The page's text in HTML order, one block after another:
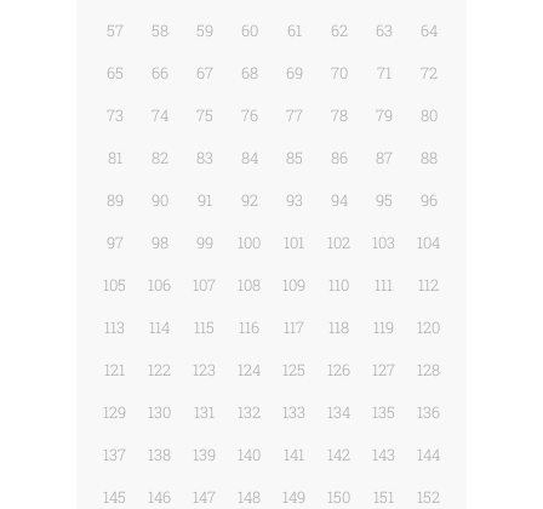
57
58 59 60 61 62 63
64
65
66 67 68 69 70 71
72
73
74 75 76 77 78 79
80
81
82 83 84 85 86 87
88
89
90 91 92 93 94 95
96
97
98 99 100 101 102 103
104
105
106 107 108 109 110 111
112
113
114 115 116 117 118 119
120
121
122 123 124 125 126 127
128
129
130 131 132 133 134 135
136
137
138 139 140 141 142 143
144
145
146 147 148 149 150 151
152